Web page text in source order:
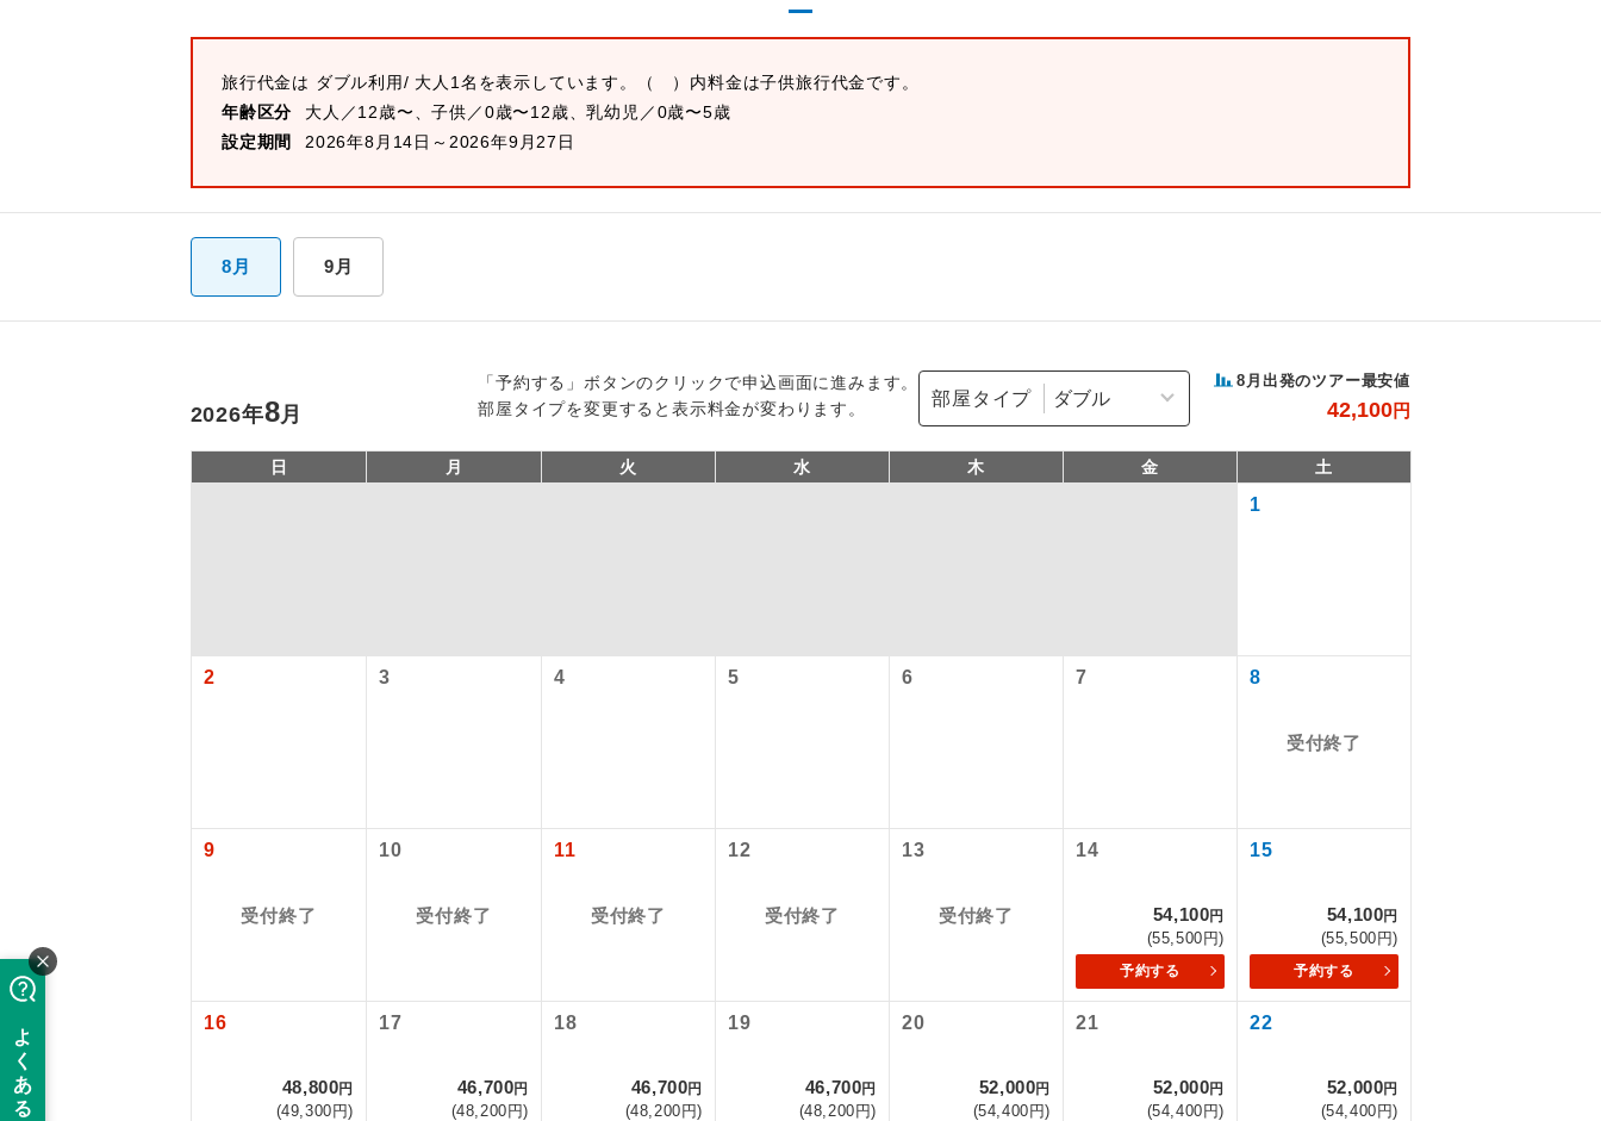
旅行代金は ダブル利用/ 大人1名を表示しています。
（ ）内料金は子供旅行代金です。
年齢区分
大人／12歳〜、子供／0歳〜12歳、乳幼児／0歳〜5歳
設定期間
2026年8月14日～2026年9月27日
8月 9月
「予約する」ボタンのクリックで申込画面に進みます。
部屋タイプを変更すると表示料金が変わります。
部屋タイプ
8 月出発のツアー最安値
42,100円
2026年8月
日 月 火 水 木 金 土
1
2 3 4 5 6 7 8
受付終了
9
受付終了
10
受付終了
11
受付終了
12
受付終了
13
受付終了
14
54,100円
(55,500円)
予約する
15
54,100円
(55,500円)
予約する
16
48,800円
(49,300円)
17
46,700円
(48,200円)
18
46,700円
(48,200円)
19
46,700円
(48,200円)
20
52,000円
(54,400円)
21
52,000円
(54,400円)
22
52,000円
(54,400円)
アイコン 説明
往路出発空港（駅）から復路到着空港（駅）まで同行しま
現地到着空港（駅）から最終日出発空港（駅）まで添乗員が
同行します。
バスガイド乗務 バスガイドが乗務し、車内での観光案内があります。